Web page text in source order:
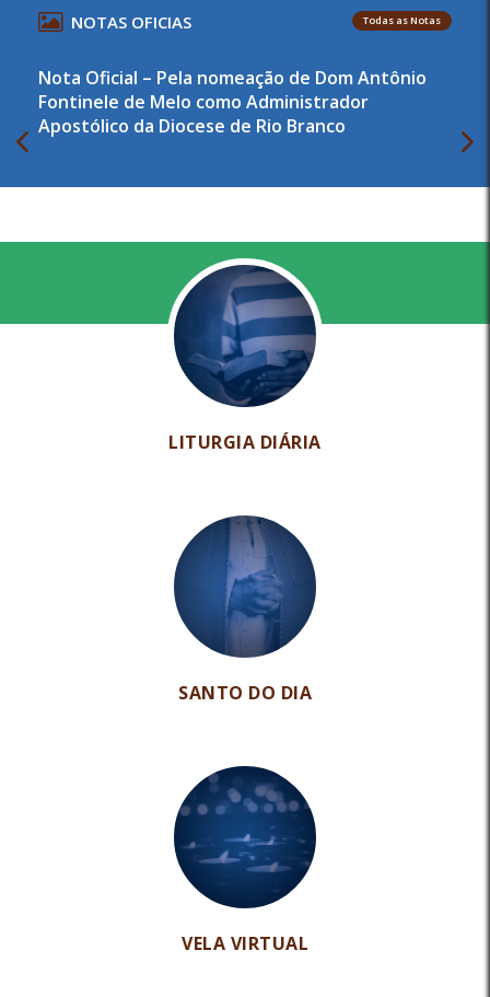
NOTAS OFICIAS Todas as Notas
Nota Oficial – Pela nomeação de Dom Antônio
Fontinele de Melo como Administrador
Apostólico da Diocese de Rio Branco
LITURGIA DIÁRIA
SANTO DO DIA
VELA VIRTUAL